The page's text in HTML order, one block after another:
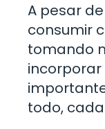
A pesar
consumir
tomando
incorporar
todo,